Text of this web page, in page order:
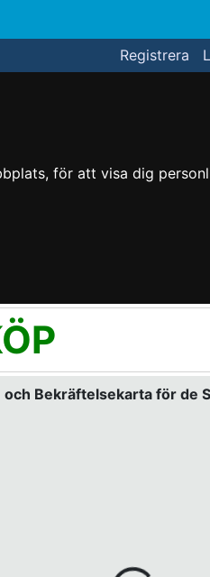
för att visa dig
Registrera
Bekräftelsekarta för de